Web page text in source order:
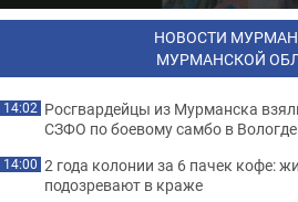
НОВОСТИ
МУРМАНСКОЙ
14:02 Росгвардейцы из Мурманска
СЗФО по боевому самбо в Вологде
14:00 2 года колонии за 6 пачек кофе:
подозревают в краже